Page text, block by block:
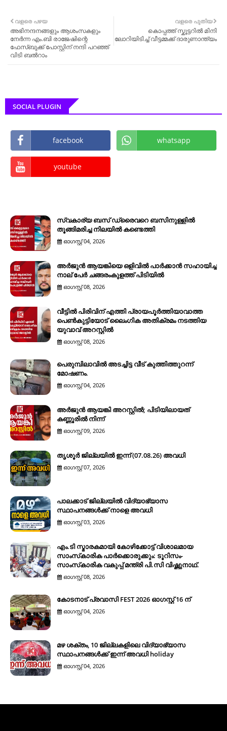
വളരെ പുതിയ
കൊപ്പത്ത് സ്കൂട്ടറിൽ മിനി
ലോറിയിടിച്ച് വീട്ടമ്മക്ക് ദാരുണാന്ത്യം
വളരെ പഴയ
അഭിനന്ദനങ്ങളും ആശംസകളും
നേർന്ന എം.ബി രാജേഷിന്റെ
ഫേസ്ബുക്ക് പോസ്റ്റിന് നന്ദി പറഞ്ഞ്
വിടി ബൽറാം
SOCIAL PLUGIN
facebook whatsapp
youtube
സ്വകാര്യ ബസ് ഡ്രൈവറെ ബസിനുള്ളിൽ
തൂങ്ങിമരിച്ച നിലയിൽ കണ്ടെത്തി
ഓഗസ്റ്റ് 04, 2026
അർജുൻ ആയങ്കിയെ ഒളിവിൽ പാർക്കാൻ സഹായിച്ച
നാല് പേര്‍ ചങ്ങരംകുളത്ത് പിടിയില്‍
ഓഗസ്റ്റ് 08, 2026
വീട്ടിൽ പിരിവിന് എത്തി പ്രായപൂർത്തിയാവാത്ത
പെൺകുട്ടിയോട് ലൈംഗിക അതിക്രമം നടത്തിയ
യുവാവ് അറസ്റ്റിൽ
ഓഗസ്റ്റ് 08, 2026
പെരുമ്പിലാവിൽ അടച്ചിട്ട വീട് കുത്തിത്തുറന്ന്
മോഷണം.
ഓഗസ്റ്റ് 04, 2026
അർജുൻ ആയങ്കി അറസ്റ്റിൽ; പിടിയിലായത്
കണ്ണൂരിൽ നിന്ന്
ഓഗസ്റ്റ് 09, 2026
തൃശൂർ ജില്ലയിൽ ഇന്ന് (07.08.26) അവധി
ഓഗസ്റ്റ് 07, 2026
പാലക്കാട് ജില്ലയിൽ വിദ്യാഭ്യാസ
സ്ഥാപനങ്ങൾക്ക് നാളെ അവധി
ഓഗസ്റ്റ് 03, 2026
എം.ടി സ്മാരകമായി കോഴിക്കോട്ട് വിശാലമായ
സാംസ്‌കാരിക പാര്‍ക്കൊരുക്കും: ടൂറിസം-
സാംസ്‌കാരിക വകുപ്പ് മന്ത്രി പി.സി വിഷ്ണുനാഥ്.
ഓഗസ്റ്റ് 08, 2026
കോടനാട് പ്രവാസി FEST 2026 ഓഗസ്റ്റ് 16 ന്
ഓഗസ്റ്റ് 04, 2026
മഴ ശക്തം, 10 ജില്ലകളിലെ വിദ്യാഭ്യാസ
സ്ഥാപനങ്ങൾക്ക് ഇന്ന് അവധി holiday
ഓഗസ്റ്റ് 04, 2026